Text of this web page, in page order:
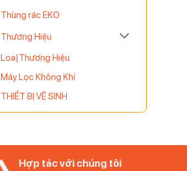
Thùng rác EKO
Thương Hiệu
Loa|Thương Hiệu
Máy Lọc Không Khí
THIẾT BỊ VỆ SINH
Hợp tác với chúng tôi